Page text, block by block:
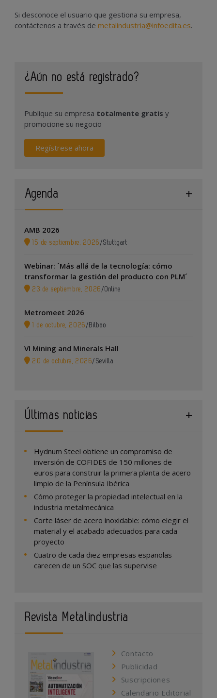
Si desconoce el usuario que gestiona su empresa,
contáctenos a través de metalindustria@infoedita.es.
¿Aún no está registrado?
Publique su empresa totalmente gratis y
promocione su negocio
Regístrese ahora
Agenda
AMB 2026
15 de septiembre, 2026 /Stuttgart
Webinar: ´Más allá de la tecnología: cómo
transformar la gestión del producto con PLM´
23 de septiembre, 2026 /Online
Metromeet 2026
1 de octubre, 2026 / Bilbao
VI Mining and Minerals Hall
20 de octubre, 2026/ Sevilla
Últimas noticias
Hydnum Steel obtiene un compromiso de
inversión de COFIDES de 150 millones de
euros para construir la primera planta de acero
limpio de la Península Ibérica
Cómo proteger la propiedad intelectual en la
industria metalmecánica
Corte láser de acero inoxidable: cómo elegir el
material y el acabado adecuados para cada
proyecto
Cuatro de cada diez empresas españolas
carecen de un SOC que las supervise
Revista Metalindustria
Contacto
Publicidad
Suscripciones
Calendario Editorial